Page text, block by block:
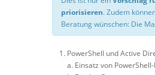
priorisieren. Zudem
Beratung wünschen: Die
PowerShell und Active
a. Einsatz von